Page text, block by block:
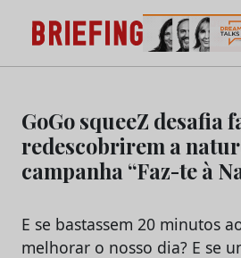
content
Briefing: Todas as notícias
Marketing e da Publicidade
GoGo squeeZ desafia
redescobrirem a
campanha “Faz-te à
E se bastassem 20 minutos
melhorar o nosso dia? E se